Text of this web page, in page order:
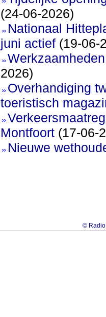
(24-06-2026)
Nationaal
juni actief(19-06-
2026)
Overhandiging
toeristisch
Montfoort(17-06-
Nieuwe
© Radio